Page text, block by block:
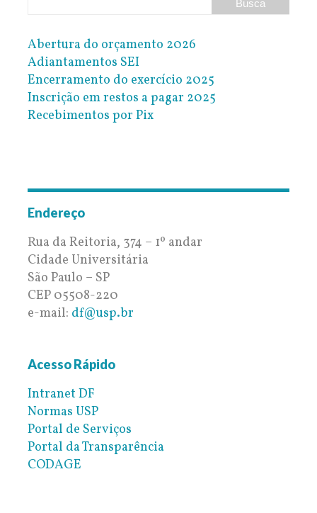
Abertura do orçamento 2026
Adiantamentos SEI
Encerramento do exercício 2025
Inscrição em restos a pagar 2025
Recebimentos por Pix
Endereço
Rua da Reitoria, 374 – 1º andar
Cidade Universitária
São Paulo – SP
CEP 05508-220
e-mail: df@usp.br
Acesso Rápido
Intranet DF
Normas USP
Portal de Serviços
Portal da Transparência
CODAGE